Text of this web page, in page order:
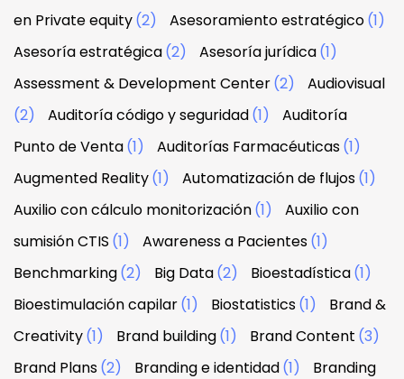
en Private equity(2) Asesoramiento estratégico(1)
Asesoría estratégica(2) Asesoría jurídica(1)
Assessment & Development Center(2)
Audiovisual
(2)
Auditoría código y seguridad(1)
Auditoría
Punto de Venta(1) Auditorías Farmacéuticas(1)
Augmented Reality(1) Automatización de flujos(1)
Auxilio con cálculo monitorización(1)
Auxilio con
sumisión CTIS (1) Awareness a Pacientes(1)
Benchmarking(2) Big Data(2) Bioestadística(1)
Bioestimulación capilar(1) Biostatistics(1)
Brand &
Creativity(1) Brand building(1) Brand Content (3)
Brand Plans(2) Branding e identidad(1)
Branding